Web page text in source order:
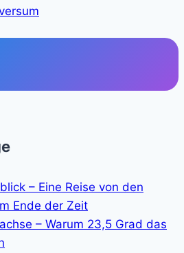
– Eine Reise von den
Ende der Zeit
– Warum 23,5 Grad das